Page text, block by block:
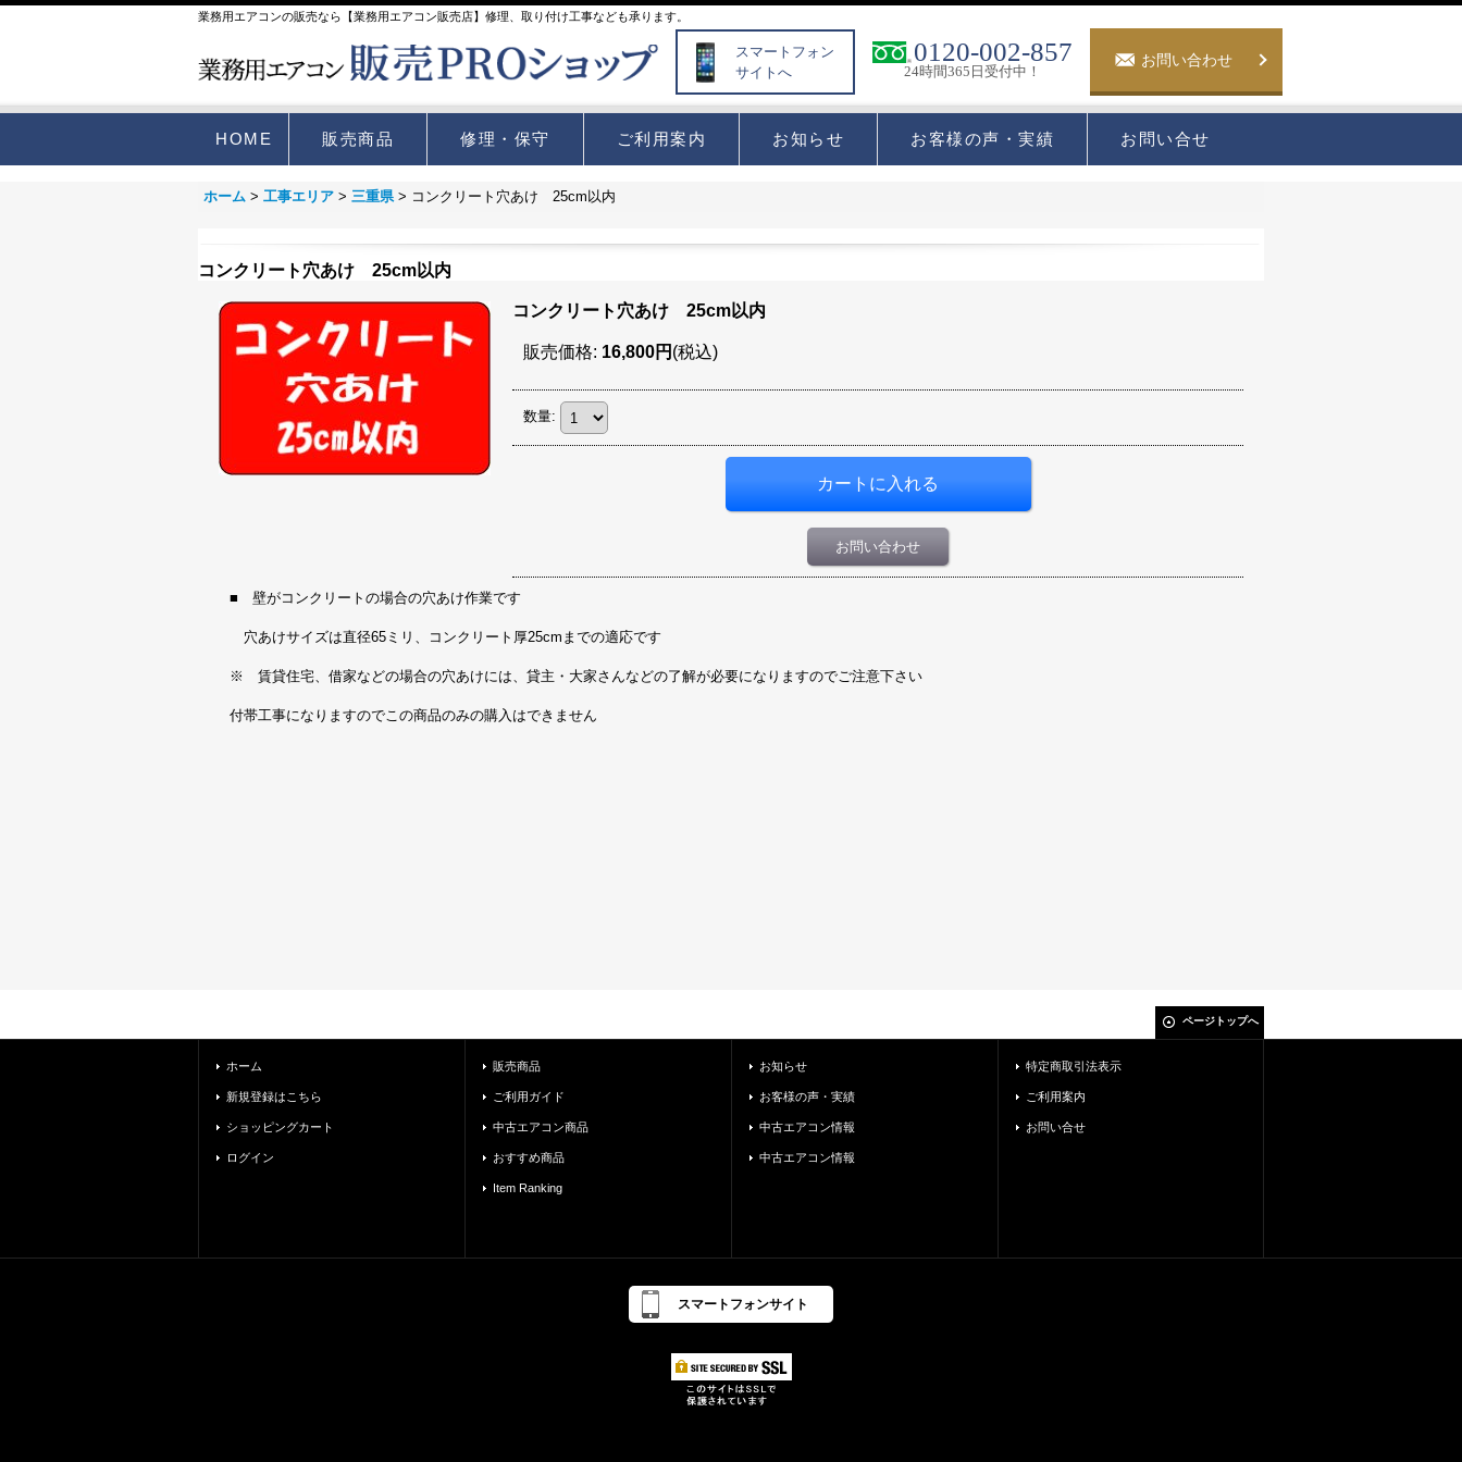
業務用エアコンの販売なら【業務用エアコン販売店】修理、取り付け工事なども承ります。
スマートフォン
サイトへ
0120-002-857
24時間365日受付中！
お問い合わせ
HOME 販売商品 修理・保守 ご利用案内 お知らせ お客様の声・実績 お問い合せ
ホーム > 工事エリア > 三重県 > コンクリート穴あけ 25cm以内
コンクリート穴あけ 25cm以内
コンクリート穴あけ 25cm以内
販売価格: 16,800円 (税込)
数量:
お問い合わせ
■ 壁がコンクリートの場合の穴あけ作業です
穴あけサイズは直径65ミリ、コンクリート厚25cmまでの適応です
※ 賃貸住宅、借家などの場合の穴あけには、貸主・大家さんなどの了解が必要になりますのでご注意下さい
付帯工事になりますのでこの商品のみの購入はできません
ページトップへ
ホーム
新規登録はこちら
ショッピングカート
ログイン
販売商品
ご利用ガイド
中古エアコン商品
おすすめ商品
Item Ranking
お知らせ
お客様の声・実績
中古エアコン情報
中古エアコン情報
特定商取引法表示
ご利用案内
お問い合せ
スマートフォンサイト